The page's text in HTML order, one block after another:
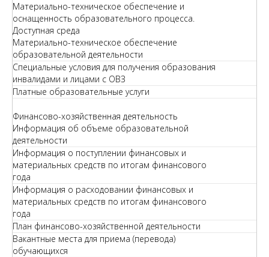
Материально-техническое обеспечение и
оснащенность образовательного процесса.
Доступная среда
Материально-техническое обеспечение
образовательной деятельности
Специальные условия для получения образования
инвалидами и лицами с ОВЗ
Платные образовательные услуги
Финансово-хозяйственная деятельность
Информация об объеме образовательной
деятельности
Информация о поступлении финансовых и
материальных средств по итогам финансового
года
Информация о расходовании финансовых и
материальных средств по итогам финансового
года
План финансово-хозяйственной деятельности
Вакантные места для приема (перевода)
обучающихся